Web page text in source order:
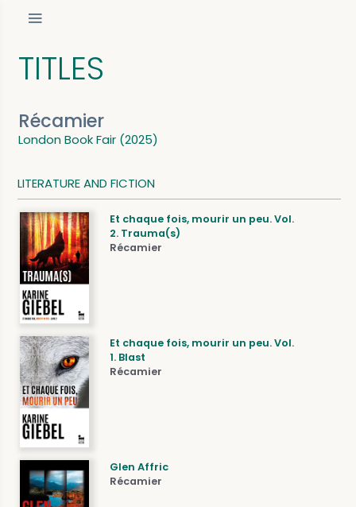
TITLES
Récamier
London Book Fair (2025)
LITERATURE AND FICTION
Et chaque fois, mourir un peu. Vol.
2. Trauma(s)
Récamier
Et chaque fois, mourir un peu. Vol.
1. Blast
Récamier
Glen Affric
Récamier